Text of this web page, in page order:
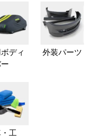
ディ
外装パーツ
工